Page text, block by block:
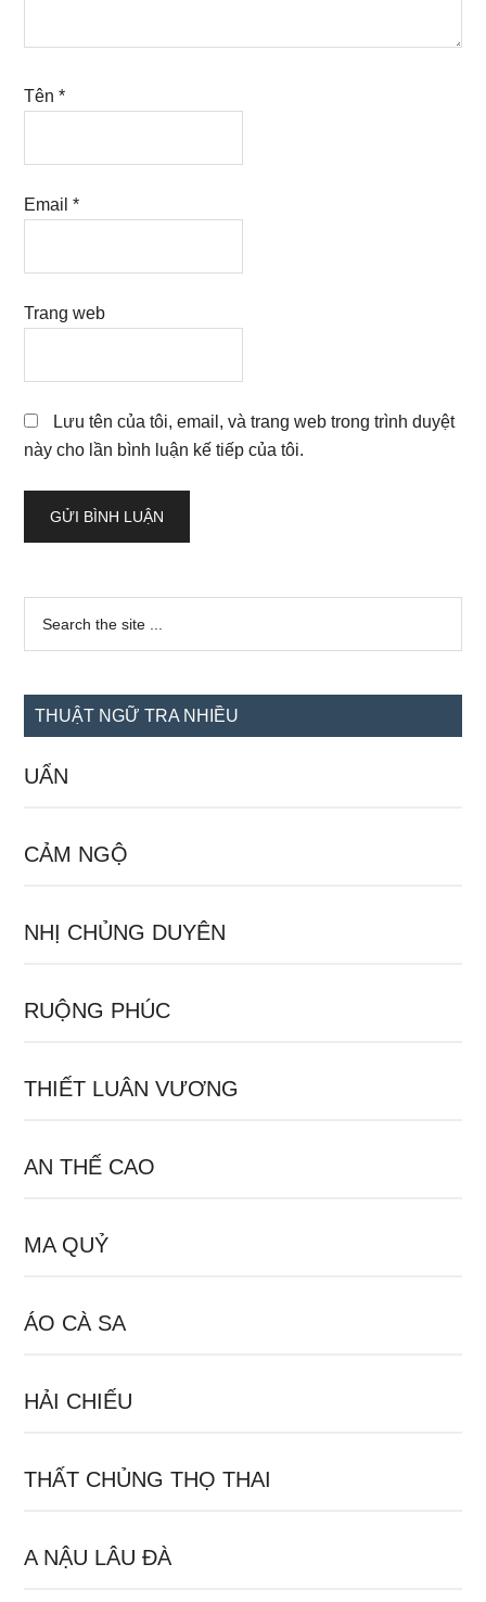
Tên*
Email*
Trang web
Lưu tên của tôi, email, và trang web trong trình duyệt
này cho lần bình luận kế tiếp của tôi.
Sidebar
chính
...
THUẬT NGỮ TRA NHIỀU
UẨN
CẢM NGỘ
NHỊ CHỦNG DUYÊN
RUỘNG PHÚC
THIẾT LUÂN VƯƠNG
AN THẾ CAO
MA QUỶ
ÁO CÀ SA
HẢI CHIẾU
THẤT CHỦNG THỌ THAI
A NẬU LÂU ĐÀ